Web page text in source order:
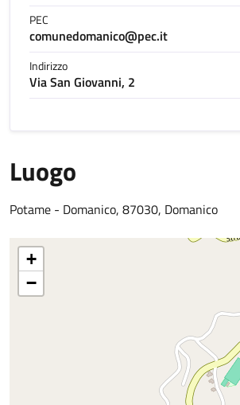
PEC
comunedomanico@pec.it
Indirizzo
Via San Giovanni, 2
Luogo
Potame - Domanico, 87030, Domanico
+
−